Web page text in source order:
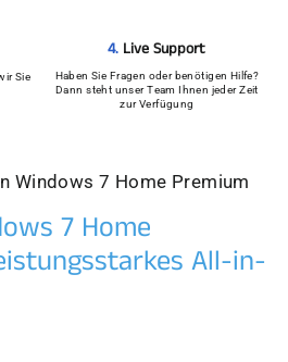
Sie
4. Live Support
Haben Sie Fragen oder benötigen Hilfe?
Dann steht unser Team Ihnen jeder Zeit
zur Verfügung
Windows 7 Home Premium
7 Home
All-in-